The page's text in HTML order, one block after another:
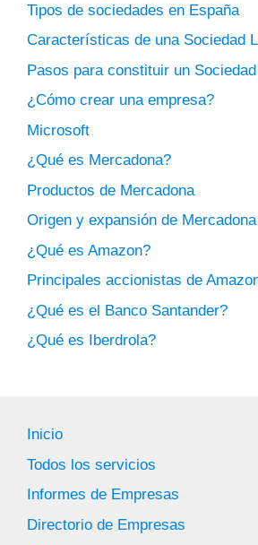
Tipos de sociedades en España
Características de una Sociedad
Pasos para constituir un
¿Cómo crear una empresa?
Microsoft
¿Qué es Mercadona?
Productos de Mercadona
Origen y expansión de Mercadona
¿Qué es Amazon?
Principales accionistas de
¿Qué es el Banco Santander?
¿Qué es Iberdrola?
Inicio
Todos los servicios
Informes de Empresas
Directorio de Empresas